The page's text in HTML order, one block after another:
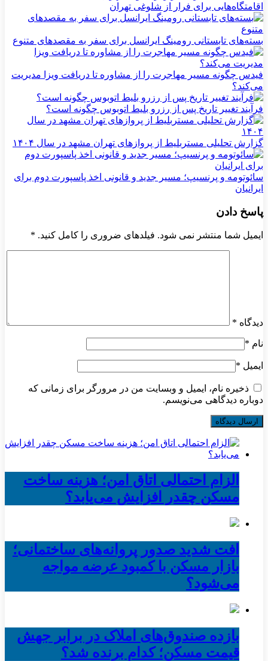
اقامتگاه‌هایی برای فرار از شلوغی تهران
بسته‌های تابستانی رومینگ ایرانسل برای سفر به مقصدهای متنوع
فیدس چگونه مسیر مهاجرت را از مشاوره تا دریافت ویزا مدیریت
می‌کند؟
فرآیند تغییر تاریخ پس از رزرو بلیط اتوبوس چگونه است؟
گزارش تحلیلی مستربلیط از پروازهای تهران مشهد در سال ۱۴۰۴
سائوتومه و پرنسیپ؛ مسیر جدید و قانونی اخذ پاسپورت دوم برای
ایرانیان
پاسخ دادن
ایمیل شما منتشر نمی شود. فیلدهای ضروری را کامل کنید. *
دیدگاه *
نام *
ایمیل *
ذخیره نام، ایمیل و وبسایت من در مرورگر برای زمانی که
دوباره دیدگاهی می‌نویسم.
الزام احتمالی اتاق امن؛ هزینه ساخت
مسکن چقدر افزایش می‌یابد؟
افت شدید صدور پروانه‌های ساختمانی؛
بازار مسکن با کمبود عرضه مواجه
می‌شود؟
بازده صندوق‌های املاک در برابر جهش
قیمت مسکن؛ کدام برنده شد؟